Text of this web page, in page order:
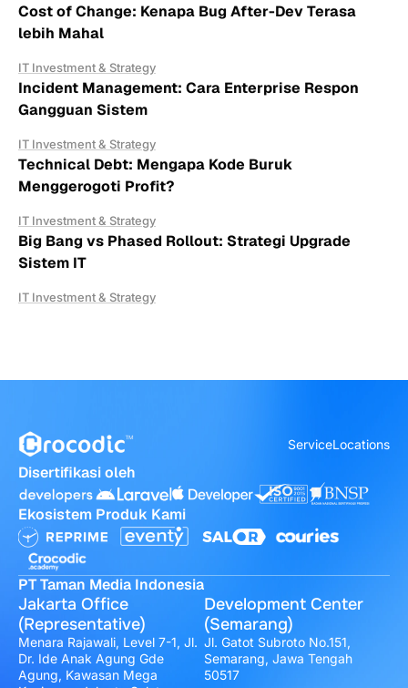
Cost of Change: Kenapa Bug After-Dev Terasa
lebih Mahal
IT Investment & Strategy
Incident Management: Cara Enterprise Respon
Gangguan Sistem
IT Investment & Strategy
Technical Debt: Mengapa Kode Buruk
Menggerogoti Profit?
IT Investment & Strategy
Big Bang vs Phased Rollout: Strategi Upgrade
Sistem IT
IT Investment & Strategy
ServiceLocations
Disertifikasi oleh
Ekosistem Produk Kami
PT Taman Media Indonesia
Jakarta Office
(Representative)
Menara Rajawali, Level 7-1, Jl.
Dr. Ide Anak Agung Gde
Agung, Kawasan Mega
Development Center
(Semarang)
Jl. Gatot Subroto No.151,
Semarang, Jawa Tengah
50517